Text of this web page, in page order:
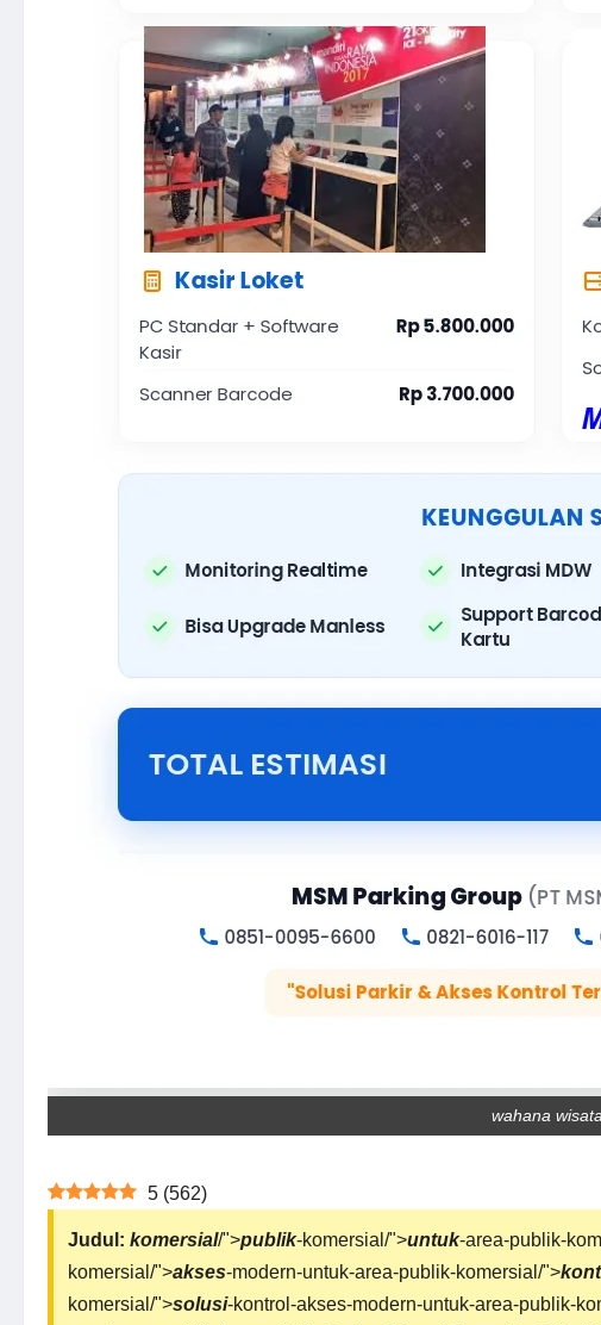
wahana wisata
5 (562)
Judul: komersial/">publik-komersial/">untuk-area-publik-
komersial/">akses-modern-untuk-area-publik-komersial/">
komersial/">solusi-kontrol-akses-modern-untuk-area-publik-